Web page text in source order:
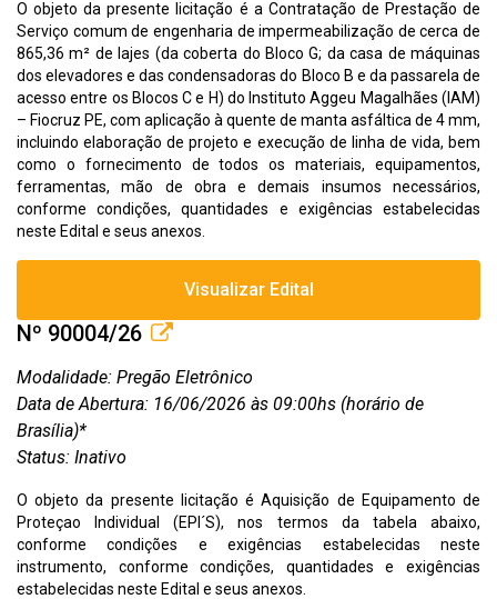
O objeto da presente licitação é a Contratação de Prestação de
Serviço comum de engenharia de impermeabilização de cerca de
865,36 m² de lajes (da coberta do Bloco G; da casa de máquinas
dos elevadores e das condensadoras do Bloco B e da passarela de
acesso entre os Blocos C e H) do Instituto Aggeu Magalhães (IAM)
– Fiocruz PE, com aplicação à quente de manta asfáltica de 4 mm,
incluindo elaboração de projeto e execução de linha de vida, bem
como o fornecimento de todos os materiais, equipamentos,
ferramentas, mão de obra e demais insumos necessários,
conforme condições, quantidades e exigências estabelecidas
neste Edital e seus anexos.
Visualizar Edital
Nº 90004/26
Modalidade: Pregão Eletrônico
Data de Abertura: 16/06/2026 às 09:00hs (horário de
Brasília)*
Status: Inativo
O objeto da presente licitação é Aquisição de Equipamento de
Proteçao Individual (EPI´S), nos termos da tabela abaixo,
conforme condições e exigências estabelecidas neste
instrumento, conforme condições, quantidades e exigências
estabelecidas neste Edital e seus anexos.